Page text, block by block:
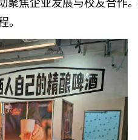
聚焦企业发展与校友合作。
。